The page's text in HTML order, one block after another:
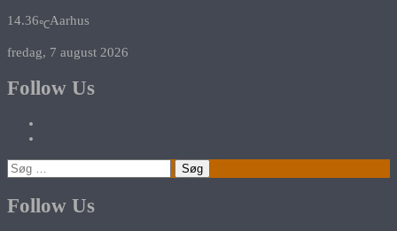
14.36℃Aarhus
fredag, 7 august 2026
Follow Us
Søg
efter:
Follow Us